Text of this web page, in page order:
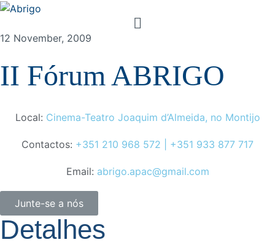
12 November, 2009
II Fórum ABRIGO
Local: Cinema-Teatro Joaquim d’Almeida, no Montijo
Contactos: +351 210 968 572 | +351 933 877 717
Email: abrigo.apac@gmail.com
Junte-se a nós
Detalhes